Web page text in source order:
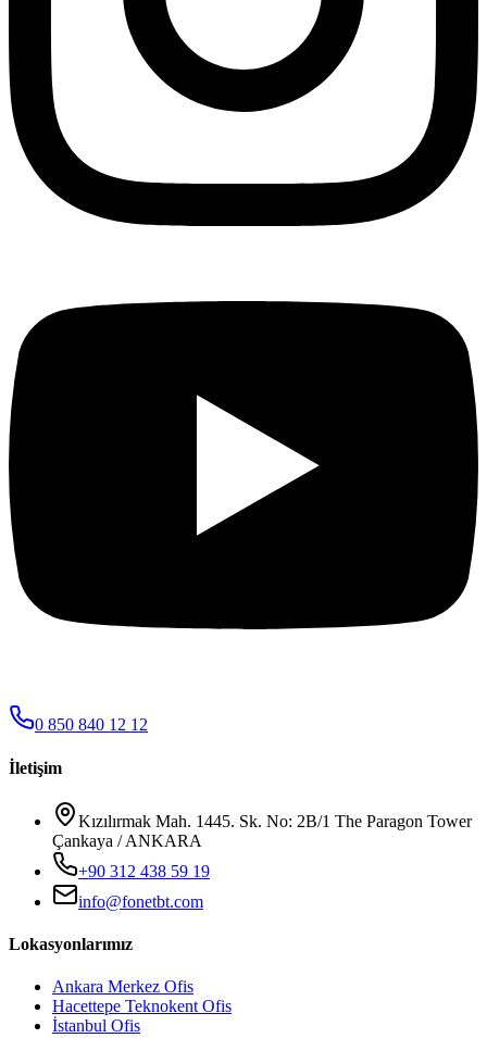
0 850 840 12 12
İletişim
Kızılırmak Mah. 1445. Sk. No: 2B/1 The Paragon Tower
Çankaya / ANKARA
+90 312 438 59 19
info@fonetbt.com
Lokasyonlarımız
Ankara Merkez Ofis
Hacettepe Teknokent Ofis
İstanbul Ofis